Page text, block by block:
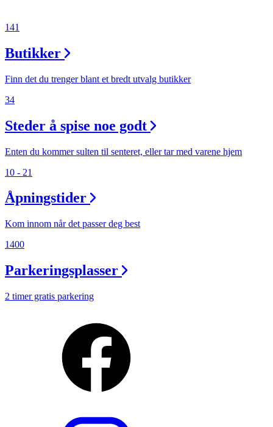
Gavekort
141
Butikker
Finn det du trenger blant et bredt utvalg butikker
34
Steder å spise noe godt
Enten du kommer sulten til senteret, eller tar med varene hjem
10 - 21
Åpningstider
Kom innom når det passer deg best
1400
Parkeringsplasser
2 timer gratis parkering